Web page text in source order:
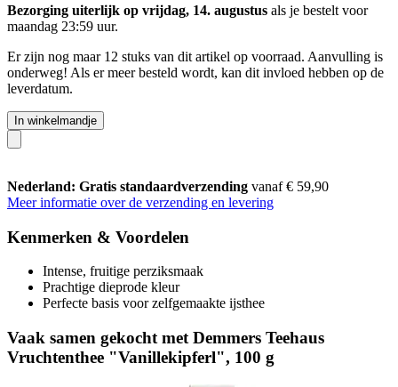
Bezorging uiterlijk op vrijdag, 14. augustus als je bestelt voor
maandag 23:59 uur.
Er zijn nog maar 12 stuks van dit artikel op voorraad. Aanvulling is
onderweg! Als er meer besteld wordt, kan dit invloed hebben op de
leverdatum.
In winkelmandje
Nederland: Gratis standaardverzending vanaf € 59,90
Meer informatie over de verzending en levering
Kenmerken & Voordelen
Intense, fruitige perziksmaak
Prachtige dieprode kleur
Perfecte basis voor zelfgemaakte ijsthee
Vaak samen gekocht met Demmers Teehaus
Vruchtenthee "Vanillekipferl", 100 g